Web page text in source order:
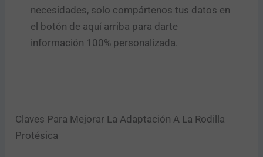
necesidades, solo compártenos tus datos en
el botón de aquí arriba para darte
información 100% personalizada.
Claves Para Mejorar La Adaptación A La Rodilla
Protésica